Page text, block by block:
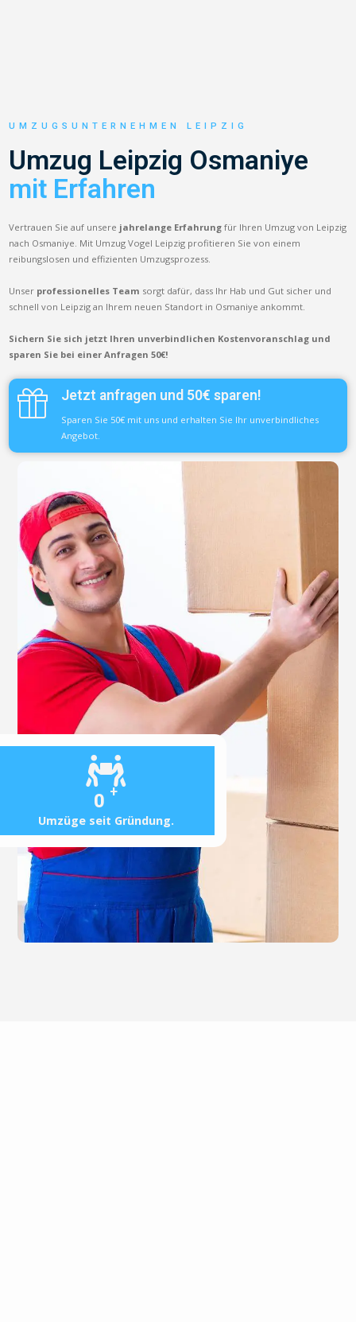
0 +
Umzüge seit Gründung.
UMZUGSUNTERNEHMEN LEIPZIG
Umzug Leipzig Osmaniye
mit Erfahren
Vertrauen Sie auf unsere jahrelange Erfahrung für Ihren Umzug von Leipzig
nach Osmaniye. Mit Umzug Vogel Leipzig profitieren Sie von einem
reibungslosen und effizienten Umzugsprozess.
Unser professionelles Team sorgt dafür, dass Ihr Hab und Gut sicher und
schnell von Leipzig an Ihrem neuen Standort in Osmaniye ankommt.
Sichern Sie sich jetzt Ihren unverbindlichen Kostenvoranschlag und
sparen Sie bei einer Anfragen 50€!
Jetzt anfragen und 50€ sparen!
Sparen Sie 50€ mit uns und erhalten Sie Ihr unverbindliches
Angebot.